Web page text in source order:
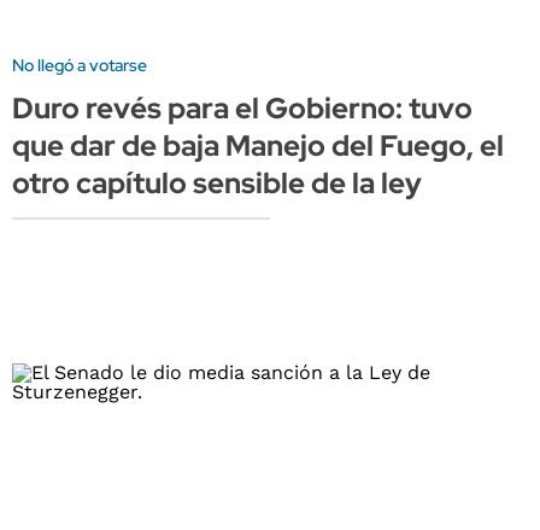
No llegó a votarse
Duro revés para el Gobierno: tuvo
que dar de baja Manejo del Fuego, el
otro capítulo sensible de la ley